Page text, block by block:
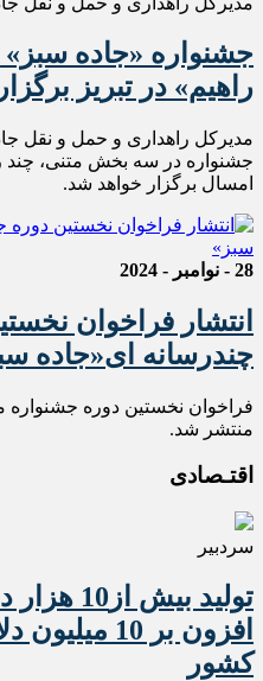
جشنواره «جاده
راهیم» در تبریز
مدیرکل راهداری و حمل و نقل
جشنواره در سه بخش متنی، چند
امسال برگزار خواهد شد.
28 - نوامبر - 2024
انتشار فراخوان
چندرسانه ای«جاده
فراخوان نخستین دوره جشنواره
منتشر شد.
اقتـصادی
سردبیر
تولید
افزون بر 10
کشور